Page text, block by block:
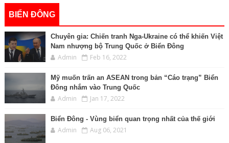
BIỂN ĐÔNG
Chuyên gia: Chiến tranh Nga-Ukraine có thể khiến Việt
Nam nhượng bộ Trung Quốc ở Biển Đông
Admin Feb 16, 2022
Mỹ muốn trấn an ASEAN trong bản “Cáo trạng” Biển
Đông nhắm vào Trung Quốc
Admin Jan 17, 2022
Biển Đông - Vùng biển quan trọng nhất của thế giới
Admin Aug 06, 2021